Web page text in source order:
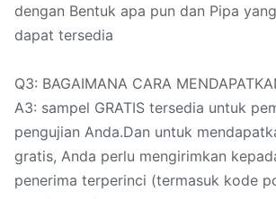
dengan Bentuk apa pun dan Pipa
dapat tersedia
Q3: BAGAIMANA CARA
A3: sampel GRATIS tersedia untuk
pengujian Anda.Dan untuk
gratis, Anda perlu mengirimkan
penerima terperinci (termasuk kode